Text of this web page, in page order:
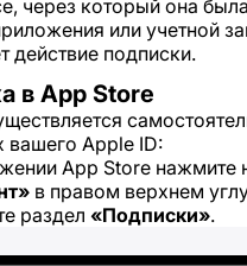
через который она
или учетной
действие подписки.
в App Store
вашего Apple ID:
App Store нажмите
в правом верхнем
раздел «Подписки».